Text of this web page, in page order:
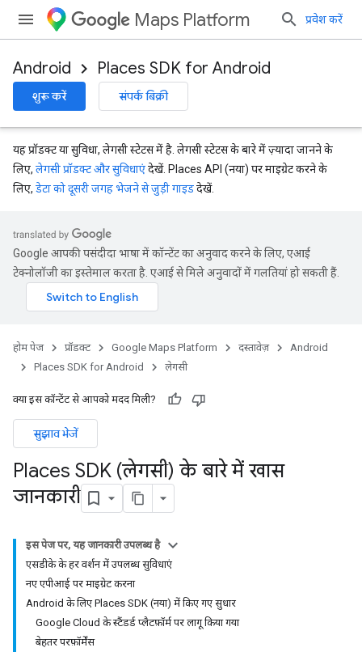
Maps Platform प्रवेश करें
Android Places SDK for Android
शुरू करें संपर्क बिक्री
यह प्रॉडक्ट या सुविधा, लेगसी स्टेटस में है. लेगसी स्टेटस के बारे में ज़्यादा जानने के
लिए, लेगसी प्रॉडक्ट और सुविधाएंदेखें. Places API (नया) पर माइग्रेट करने के
लिए, डेटा को दूसरी जगह भेजने से जुड़ी गाइडदेखें.
Google आपकी पसंदीदा भाषा में कॉन्टेंट का अनुवाद करने के लिए, एआई
टेक्नोलॉजी का इस्तेमाल करता है. एआई से मिले अनुवादों में गलतियां हो सकती हैं.
होम पेज प्रॉडक्ट Google Maps Platform दस्तावेज़
Android
Places SDK for Android
लेगसी
क्या इस कॉन्टेंट से आपको मदद मिली?
सुझाव भेजें
Places SDK (लेगसी) के बारे में खास
जानकारी
इस पेज पर, यह जानकारी उपलब्ध है
एसडीके के हर वर्शन में उपलब्ध सुविधाएं
नए एपीआई पर माइग्रेट करना
Android के लिए Places SDK (नया) में किए गए सुधार
Google Cloud के स्टैंडर्ड प्लैटफ़ॉर्म पर लागू किया गया
बेहतर परफ़ॉर्मेंस